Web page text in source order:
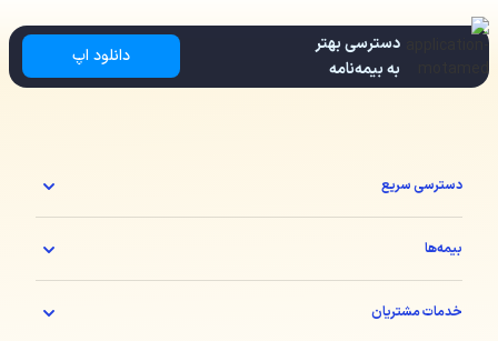
دسترسی بهتر
به بیمه‌نامه
دانلود اپ
دسترسی سریع
بیمه‌ها
خدمات مشتریان